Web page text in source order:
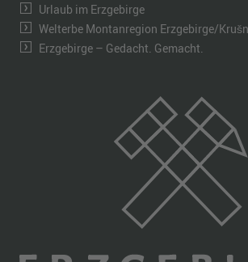
Urlaub im Erzgebirge
Welterbe Montanregion Erzgebirge/
Erzgebirge – Gedacht. Gemacht.